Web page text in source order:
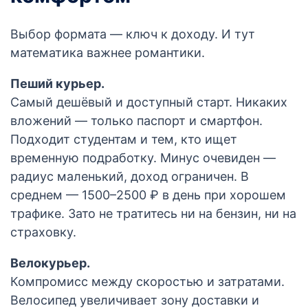
Выбор формата — ключ к доходу. И тут
математика важнее романтики.
Пеший курьер.
Самый дешёвый и доступный старт. Никаких
вложений — только паспорт и смартфон.
Подходит студентам и тем, кто ищет
временную подработку. Минус очевиден —
радиус маленький, доход ограничен. В
среднем — 1500–2500 ₽ в день при хорошем
трафике. Зато не тратитесь ни на бензин, ни на
страховку.
Велокурьер.
Компромисс между скоростью и затратами.
Велосипед увеличивает зону доставки и